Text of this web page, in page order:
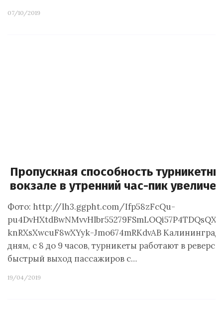
07/10/2019
Пропускная способность
вокзале в утренний час-пик
Фото: http://lh3.ggpht.com/Ifp58zFcQu-
knRXsXwcuF8wXYyk-Jmo674mRKdvAВ
дням, с 8 до 9 часов, турникеты работают в
быстрый выход пассажиров с…
19/04/2019